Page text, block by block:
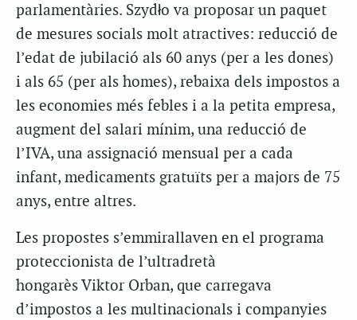
parlamentàries. Szydło va proposar un paquet
de mesures socials molt atractives: reducció de
l’edat de jubilació als 60 anys (per a les dones)
i als 65 (per als homes), rebaixa dels impostos a
les economies més febles i a la petita empresa,
augment del salari mínim, una reducció de
l’IVA, una assignació mensual per a cada
infant, medicaments gratuïts per a majors de 75
anys, entre altres.
Les propostes s’emmirallaven en el programa
proteccionista de l’ultradretà
hongarès Viktor Orban, que carregava
d’impostos a les multinacionals i companyies